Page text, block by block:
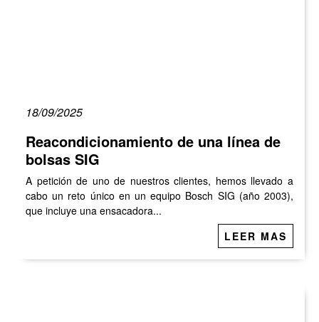
18/09/2025
Reacondicionamiento de una línea de
bolsas SIG
A petición de uno de nuestros clientes, hemos llevado a
cabo un reto único en un equipo Bosch SIG (año 2003),
que incluye una ensacadora...
LEER MAS